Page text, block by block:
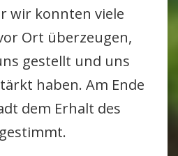
wir konnten viele
Ort über­zeugen,
gestellt und uns
haben. Am Ende
dem Erhalt des